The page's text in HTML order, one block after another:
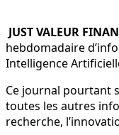
JUST VALEUR
hebdomadaire
Intelligence
Ce journal pourtant
toutes les autres
recherche,